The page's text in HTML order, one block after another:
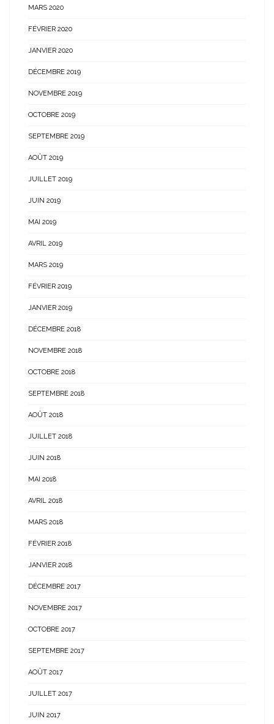
MARS 2020
FÉVRIER 2020
JANVIER 2020
DÉCEMBRE 2019
NOVEMBRE 2019
OCTOBRE 2019
SEPTEMBRE 2019
AOÛT 2019
JUILLET 2019
JUIN 2019
MAI 2019
AVRIL 2019
MARS 2019
FÉVRIER 2019
JANVIER 2019
DÉCEMBRE 2018
NOVEMBRE 2018
OCTOBRE 2018
SEPTEMBRE 2018
AOÛT 2018
JUILLET 2018
JUIN 2018
MAI 2018
AVRIL 2018
MARS 2018
FÉVRIER 2018
JANVIER 2018
DÉCEMBRE 2017
NOVEMBRE 2017
OCTOBRE 2017
SEPTEMBRE 2017
AOÛT 2017
JUILLET 2017
JUIN 2017